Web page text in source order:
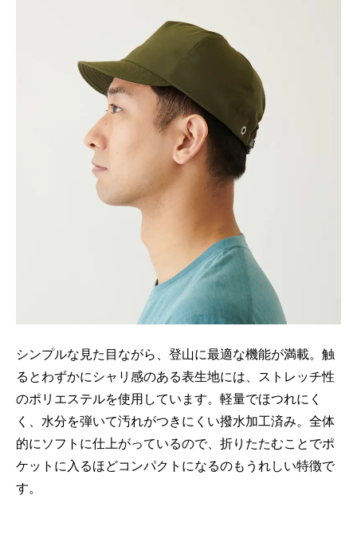
シンプルな見た目ながら、登山に最適な機能が満載。触
るとわずかにシャリ感のある表生地には、ストレッチ性
のポリエステルを使用しています。軽量でほつれにく
く、水分を弾いて汚れがつきにくい撥水加工済み。全体
的にソフトに仕上がっているので、折りたたむことでポ
ケットに入るほどコンパクトになるのもうれしい特徴で
す。